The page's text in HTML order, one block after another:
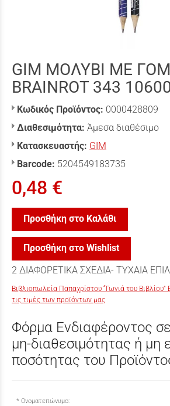
GIM ΜΟΛΥΒΙ ΜΕ
BRAINROT 343
Κωδικός Προϊόντος: 0000428809
Διαθεσιμότητα: Άμεσα διαθέσιμο
Κατασκευαστής: GIM
Barcode: 5204549183735
0,48 €
Προσθήκη στο Καλάθι
Προσθήκη στο Wishlist
2 ΔΙΑΦΟΡΕΤΙΚΑ ΣΧΕΔΙΑ- ΤΥΧΑΙΑ
Βιβλιοπωλεία Παπαχρίστου “Γωνιά του
τις τιμές των προϊόντων μας
Φόρμα Ενδιαφέροντος
μη-διαθεσιμότητας ή μη
ποσότητας του
Ονοματεπώνυμο: